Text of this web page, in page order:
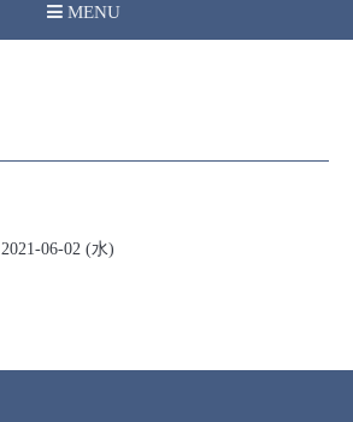
MENU
2021-06-02 (水)